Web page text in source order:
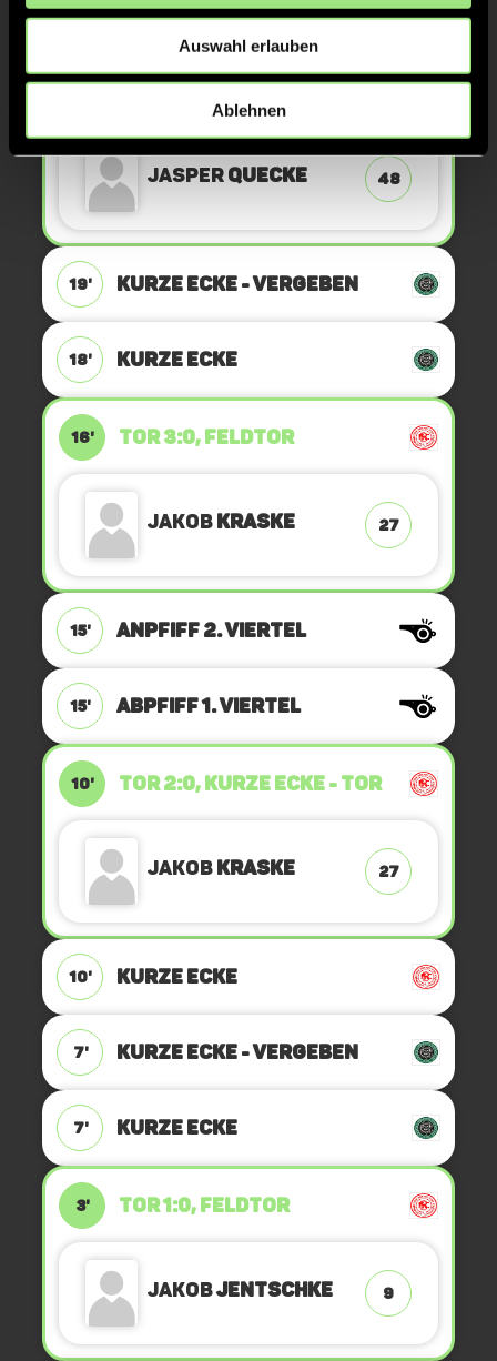
Auswahl erlauben
Ablehnen
23' KURZE ECKE
TOR 3:1, FELDTOR
JasperQuecke 48
19' KURZE ECKE - VERGEBEN
18' KURZE ECKE
16' TOR 3:0, FELDTOR
JakobKraske 27
15' ANPFIFF 2. Viertel
15' ABPFIFF 1. Viertel
10' TOR 2:0, KURZE ECKE - TOR
JakobKraske 27
10' KURZE ECKE
7' KURZE ECKE - VERGEBEN
7' KURZE ECKE
3' TOR 1:0, FELDTOR
JakobJentschke 9